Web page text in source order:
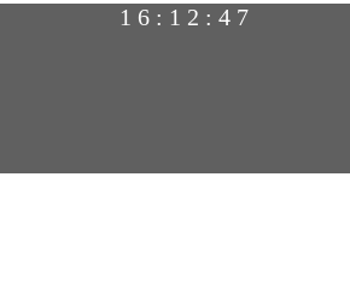
16:12:47